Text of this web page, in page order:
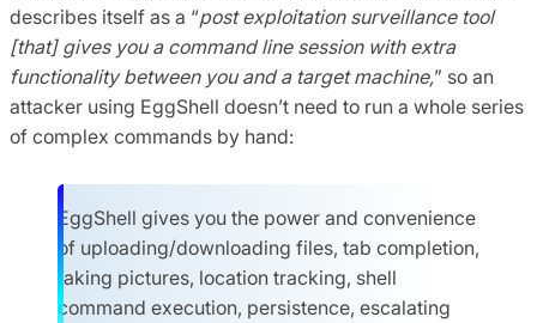
describes itself as a “post exploitation surveillance tool
[that] gives you a command line session with extra
functionality between you and a target machine,” so an
attacker using EggShell doesn’t need to run a whole series
of complex commands by hand:
EggShell gives you the power and convenience
of uploading/downloading files, tab completion,
taking pictures, location tracking, shell
command execution, persistence, escalating